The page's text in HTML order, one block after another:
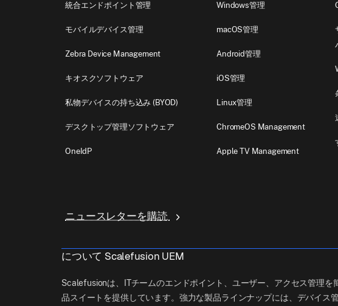
統合エンドポイント管理
モバイルデバイス管理
Zebra Device Management
キオスクソフトウェア
私物デバイスの持ち込み (BYOD)
デスクトップ管理ソフトウェア
OneIdP
Windows管理
macOS管理
Android管理
iOS管理
Linux管理
ChromeOS Management
Apple TV Management
ニュースレターを購読
について Scalefusion UEM
Scalefusionは、ITチームのエンドポイント、ユーザー、アクセス管理を
品スイートを提供しています。強力な製品ラインナップには、デバイス